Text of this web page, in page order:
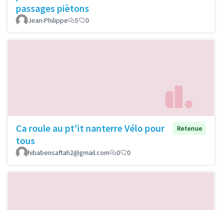
passages piètons
Jean-Philippe 5 0
Ca roule au pt'it nanterre Vélo pour
tous
Retenue
hibabensaftah2@gmail.com 0 0